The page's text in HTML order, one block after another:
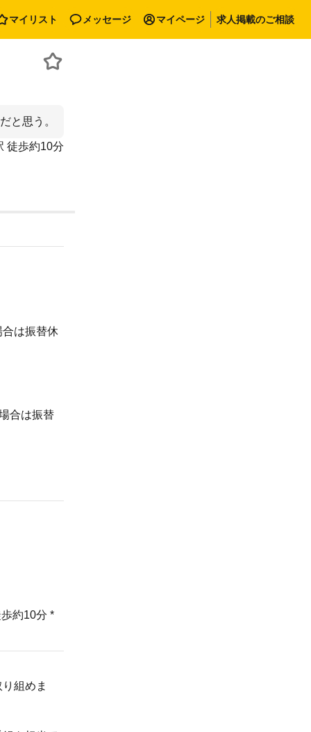
マイリスト メッセージ マイページ 求人掲載のご相談
と思う。
徒歩約10分
は振替休
合は振替
約10分 *
組めま